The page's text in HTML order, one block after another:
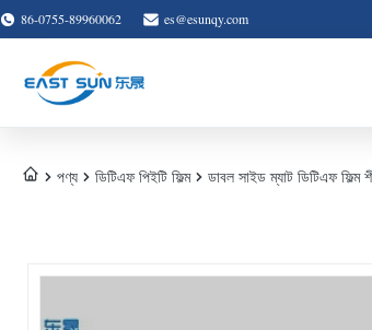
86-0755-89960062 es@esunqy.com
পণ্য ডিটিএফ পিইটি ফিল্ম ডাবল সাইড ম্যাট ডিটিএফ